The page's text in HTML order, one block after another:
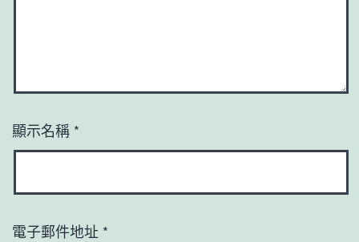
顯示名稱 *
電子郵件地址 *